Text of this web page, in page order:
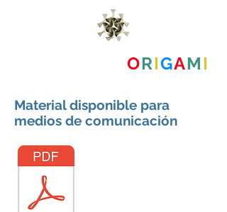
MUSEO DELORIGAMI
Material disponible para
medios de comunicación